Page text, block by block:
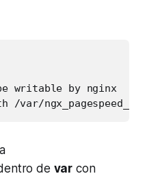
writable by nginx
/var/
de var con